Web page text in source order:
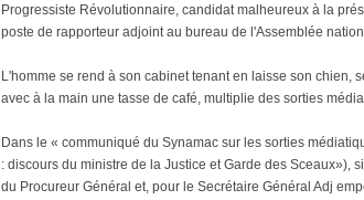
Progressiste Révolutionnaire, candidat malheureux à la
poste de rapporteur adjoint au bureau de l'Assemblée
L'homme se rend à son cabinet tenant en laisse son
avec à la main une tasse de café, multiplie des sorties
Dans le « communiqué du Synamac sur les sorties
: discours du ministre de la Justice et Garde des Sceaux»),
du Procureur Général et, pour le Secrétaire Général Adj